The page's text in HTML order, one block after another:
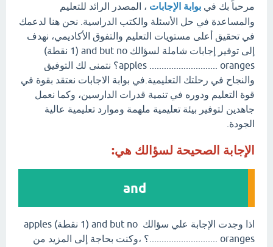
مرحباً بك في بوابة الإجابات ، المصدر الرائد للتعليم
والمساعدة في حل الأسئلة والكتب الدراسية. نحن هنا لدعمك
في تحقيق أعلى مستويات التعليم والتفوق الأكاديمي، نهدف
إلى توفير إجابات شاملة لسؤالك and but no (1 نقطة)
apples ............................ oranges؟ نتمنى لك التوفيق
والنجاح في رحلتك التعليمية.في بوابة الاجابات نعتقد بقوة في
قوة التعليم ودوره في تنمية قدرات الدارسين، وكما نعمل
جاهدين لتوفير بيئة تعليمية ملهمة وموارد تعليمية عالية
الجودة.
الإجابة الصحيحة لسؤالك هي:
and
اذا وجدت الإجابة علي سؤالك and but no (1 نقطة) apples
............................ oranges؟ ،وكنت بحاجة إلى المزيد من